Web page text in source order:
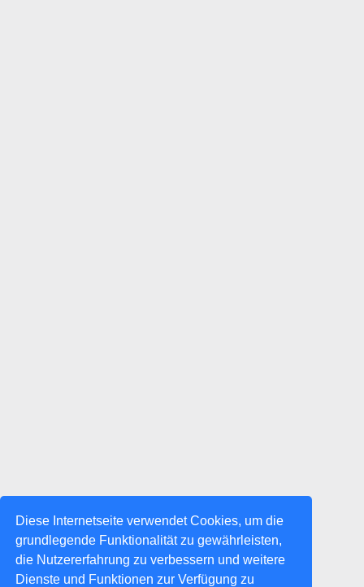
Diese Internetseite verwendet Cookies, um die
grundlegende Funktionalität zu gewährleisten,
die Nutzererfahrung zu verbessern und weitere
Dienste und Funktionen zur Verfügung zu